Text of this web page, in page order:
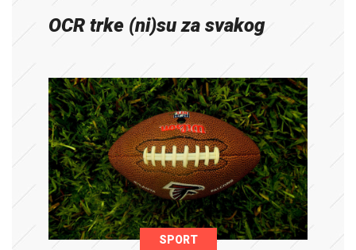
OCR trke (ni)su za svakog
SPORT